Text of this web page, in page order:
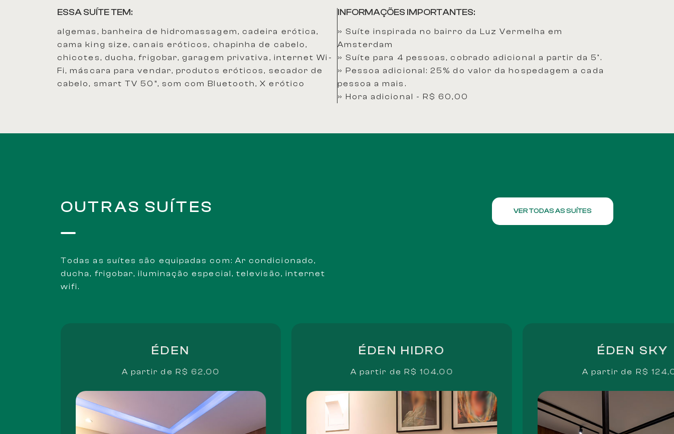
ESSA SUÍTE TEM:
algemas, banheira de hidromassagem, cadeira erótica,
cama king size, canais eróticos, chapinha de cabelo,
chicotes, ducha, frigobar, garagem privativa, internet Wi-
Fi, máscara para vendar, produtos eróticos, secador de
cabelo, smart TV 50", som com Bluetooth, X erótico
INFORMAÇÕES IMPORTANTES:
​» Suíte inspirada no bairro da Luz Vermelha em
Amsterdam
​» Suíte para 4 pessoas, cobrado adicional a partir da 5ª.
​» Pessoa adicional: 25% do valor da hospedagem a cada
pessoa a mais.
​» Hora adicional - R$ 60,00
OUTRAS SUÍTES
Todas as suítes são equipadas com: Ar condicionado,
ducha, frigobar, iluminação especial, televisão, internet
wifi.
VER TODAS AS SUÍTES
ÉDEN
A partir de R$ 62,00
ÉDEN HIDRO
A partir deR$ 104,00
ÉDEN SKY
A partir de R$